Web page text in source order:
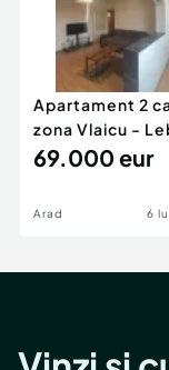
Apartament 2
zona Vlaicu -
69.000 eur
Arad 6